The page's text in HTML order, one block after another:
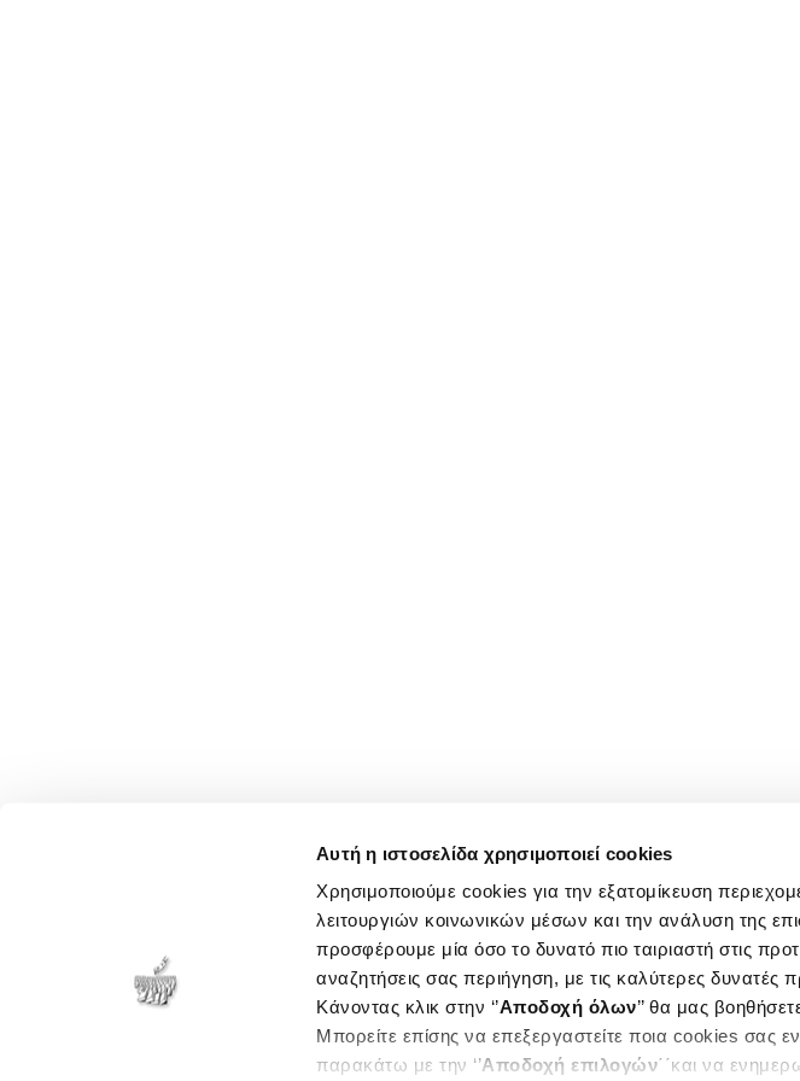
Αυτή η ιστοσελίδα χρησιμοποιεί cookies
Χρησιμοποιούμε cookies για την εξατομίκευση
λειτουργιών κοινωνικών μέσων και την ανάλυση της
προσφέρουμε μία όσο το δυνατό πιο ταιριαστή στις
αναζητήσεις σας περιήγηση, με τις καλύτερες δυνατές
Κάνοντας κλικ στην ‘’Αποδοχή όλων’’ θα μας
Μπορείτε επίσης να επεξεργαστείτε ποια cookies σας
παρακάτω με την ‘’Αποδοχή επιλογών΄΄και να